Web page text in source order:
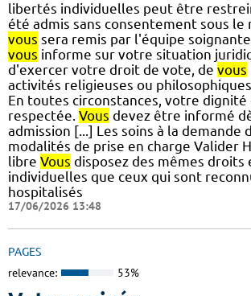
libertés individuelles peut être
été admis sans consentement sous le
vous sera remis par l'équipe
vous informe sur votre situation
d'exercer votre droit de vote, de vous
activités religieuses ou
En toutes circonstances, votre
respectée. Vous devez être informé
admission [...] Les soins à la demande
modalités de prise en charge Valider
libre Vous disposez des mêmes droits
individuelles que ceux qui sont
hospitalisés
17/06/2026 13:48
PAGES
relevance: 53%